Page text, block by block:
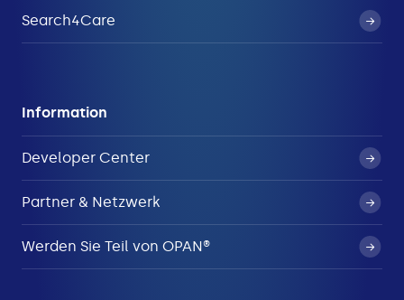
Search4Care
Information
Developer Center
Partner & Netzwerk
Werden Sie Teil von OPAN®